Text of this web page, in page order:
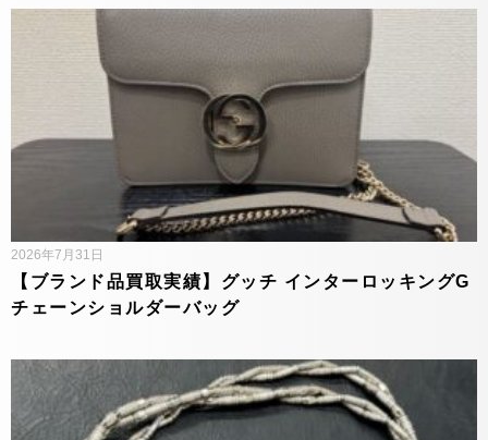
【ブランド品買取実績】グッチ インターロッキングG
チェーンショルダーバッグ
2026年7月31日